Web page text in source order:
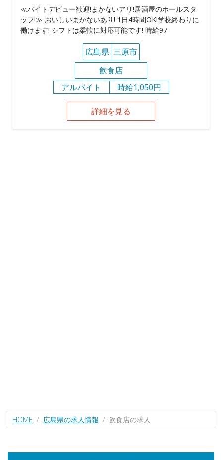
≪バイトデビュー歓迎!まかないアリ!居酒屋のホールスタ
ッフ!≫ おいしいまかないあり! 1日4時間OK!学校終わりに
働けます! シフトは柔軟に対応可能です! 時給97
広島県 三原市
飲食店
アルバイト
時給1,050円
詳細を見る
HOME 広島県の求人情報 飲食店の求人